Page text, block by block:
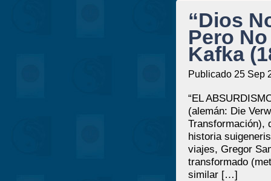
“Dios
Pero
Kafka
Publicado 25 Sep
“EL
(alemán: Die
Transformación),
historia
viajes, Gregor
transformado
similar […]